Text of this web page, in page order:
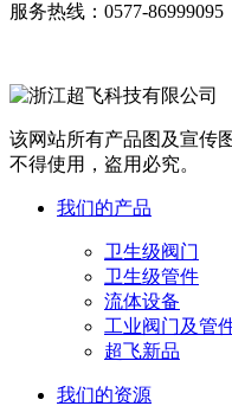
服务热线： 0577-86999095
该网站所有产品图及宣传
不得使用，盗用必究。
我们的产品
卫生级阀门
卫生级管件
流体设备
工业阀门及管
超飞新品
我们的资源